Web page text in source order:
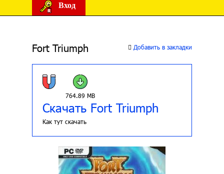
Вход
Fort Triumph Добавить в закладки
764.89 MB
Скачать Fort Triumph
Как тут скачать